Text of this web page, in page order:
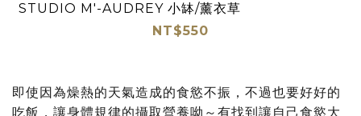
STUDIO M'-AUDREY 小缽/薰衣草
NT$550
即使因為燥熱的天氣造成的食慾不振，不過也要好好的
吃飯，讓身體規律的攝取營養呦～有找到讓自己食慾大